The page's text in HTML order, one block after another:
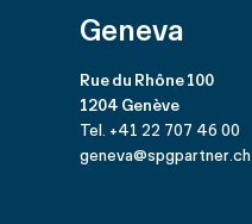
Geneva
Rue du Rhône 100
1204 Genève
Tel. +41 22 707 46 00
geneva@spgpartner.ch